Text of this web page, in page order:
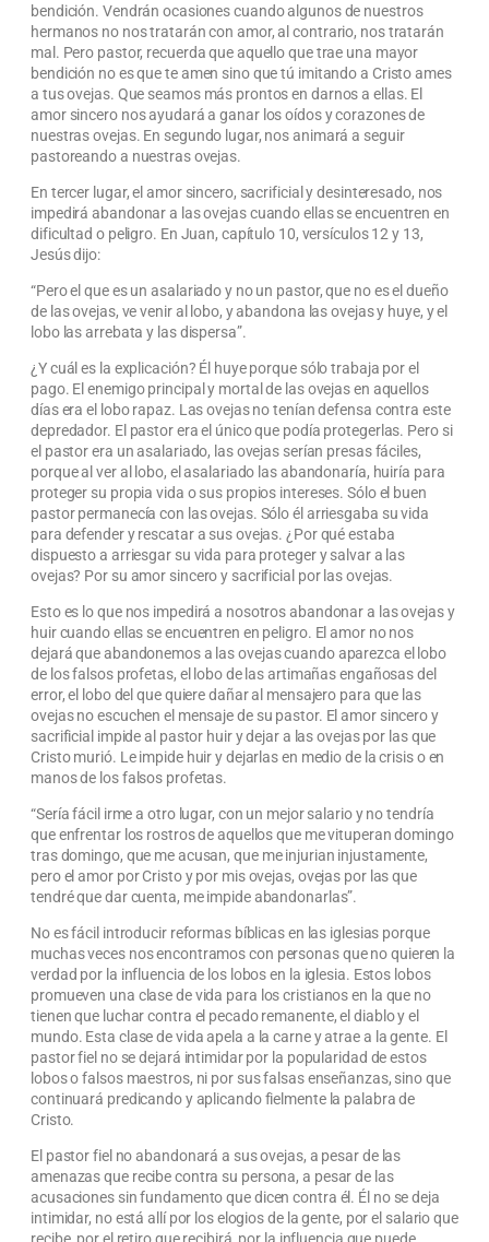
bendición. Vendrán ocasiones cuando algunos de nuestros
hermanos no nos tratarán con amor, al contrario, nos tratarán
mal. Pero pastor, recuerda que aquello que trae una mayor
bendición no es que te amen sino que tú imitando a Cristo ames
a tus ovejas. Que seamos más prontos en darnos a ellas. El
amor sincero nos ayudará a ganar los oídos y corazones de
nuestras ovejas. En segundo lugar, nos animará a seguir
pastoreando a nuestras ovejas.
En tercer lugar, el amor sincero, sacrificial y desinteresado, nos
impedirá abandonar a las ovejas cuando ellas se encuentren en
dificultad o peligro. En Juan, capítulo 10, versículos 12 y 13,
Jesús dijo:
“Pero el que es un asalariado y no un pastor, que no es el dueño
de las ovejas, ve venir al lobo, y abandona las ovejas y huye, y el
lobo las arrebata y las dispersa”.
¿Y cuál es la explicación? Él huye porque sólo trabaja por el
pago. El enemigo principal y mortal de las ovejas en aquellos
días era el lobo rapaz. Las ovejas no tenían defensa contra este
depredador. El pastor era el único que podía protegerlas. Pero si
el pastor era un asalariado, las ovejas serían presas fáciles,
porque al ver al lobo, el asalariado las abandonaría, huiría para
proteger su propia vida o sus propios intereses. Sólo el buen
pastor permanecía con las ovejas. Sólo él arriesgaba su vida
para defender y rescatar a sus ovejas. ¿Por qué estaba
dispuesto a arriesgar su vida para proteger y salvar a las
ovejas? Por su amor sincero y sacrificial por las ovejas.
Esto es lo que nos impedirá a nosotros abandonar a las ovejas y
huir cuando ellas se encuentren en peligro. El amor no nos
dejará que abandonemos a las ovejas cuando aparezca el lobo
de los falsos profetas, el lobo de las artimañas engañosas del
error, el lobo del que quiere dañar al mensajero para que las
ovejas no escuchen el mensaje de su pastor. El amor sincero y
sacrificial impide al pastor huir y dejar a las ovejas por las que
Cristo murió. Le impide huir y dejarlas en medio de la crisis o en
manos de los falsos profetas.
“Sería fácil irme a otro lugar, con un mejor salario y no tendría
que enfrentar los rostros de aquellos que me vituperan domingo
tras domingo, que me acusan, que me injurian injustamente,
pero el amor por Cristo y por mis ovejas, ovejas por las que
tendré que dar cuenta, me impide abandonarlas”.
No es fácil introducir reformas bíblicas en las iglesias porque
muchas veces nos encontramos con personas que no quieren la
verdad por la influencia de los lobos en la iglesia. Estos lobos
promueven una clase de vida para los cristianos en la que no
tienen que luchar contra el pecado remanente, el diablo y el
mundo. Esta clase de vida apela a la carne y atrae a la gente. El
pastor fiel no se dejará intimidar por la popularidad de estos
lobos o falsos maestros, ni por sus falsas enseñanzas, sino que
continuará predicando y aplicando fielmente la palabra de
Cristo.
El pastor fiel no abandonará a sus ovejas, a pesar de las
amenazas que recibe contra su persona, a pesar de las
acusaciones sin fundamento que dicen contra él. Él no se deja
intimidar, no está allí por los elogios de la gente, por el salario que
recibe, por el retiro que recibirá, por la influencia que puede